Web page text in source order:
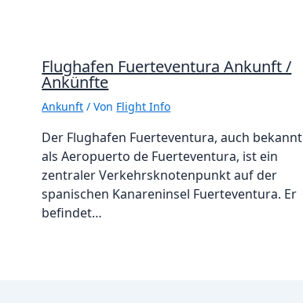
Flughafen Fuerteventura Ankunft /
Ankünfte
Ankunft / Von Flight Info
Der Flughafen Fuerteventura, auch bekannt
als Aeropuerto de Fuerteventura, ist ein
zentraler Verkehrsknotenpunkt auf der
spanischen Kanareninsel Fuerteventura. Er
befindet…